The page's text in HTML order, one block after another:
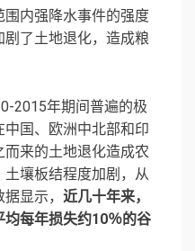
内强降水事件的强度
了土地退化，造成粮
2015年期间普遍的极
国、欧洲中北部和印
来的土地退化造成农
壤板结程度加剧，从
显示， 近几十年来，
每年损失约10％的谷